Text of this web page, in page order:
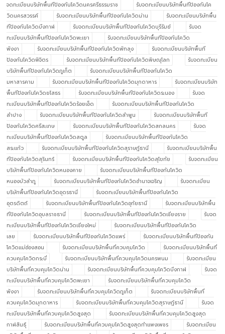
จดทะเบียนบริษัทพื้นทีป้องกันโควิดนครศรีธรรมราช
รับจดทะเบียนบริษัทพื้นทีป้องกันโค
วิดนครสวรรค์
รับจดทะเบียนบริษัทพื้นทีป้องกันโควิดน่าน
รับจดทะเบียนบริษัทพื้น
ทีป้องกันโควิดบึงกาฬ
รับจดทะเบียนบริษัทพื้นทีป้องกันโควิดบุรีรัมย์
รับจด
ทะเบียนบริษัทพื้นทีป้องกันโควิดพะเยา
รับจดทะเบียนบริษัทพื้นทีป้องกันโควิด
พังงา
รับจดทะเบียนบริษัทพื้นทีป้องกันโควิดพัทลุง
รับจดทะเบียนบริษัทพื้นที
ป้องกันโควิดพิจิตร
รับจดทะเบียนบริษัทพื้นทีป้องกันโควิดพิษณุโลก
รับจดทะเบียน
บริษัทพื้นทีป้องกันโควิดภูเก็ต
รับจดทะเบียนบริษัทพื้นทีป้องกันโควิด
มหาสารคาม
รับจดทะเบียนบริษัทพื้นทีป้องกันโควิดมุกดาหาร
รับจดทะเบียนบริษัท
พื้นทีป้องกันโควิดยโสธร
รับจดทะเบียนบริษัทพื้นทีป้องกันโควิดระนอง
รับจด
ทะเบียนบริษัทพื้นทีป้องกันโควิดร้อยเอ็ด
รับจดทะเบียนบริษัทพื้นทีป้องกันโควิด
ลำปาง
รับจดทะเบียนบริษัทพื้นทีป้องกันโควิดลำพูน
รับจดทะเบียนบริษัทพื้นที
ป้องกันโควิดศรีสะเกษ
รับจดทะเบียนบริษัทพื้นทีป้องกันโควิดสกลนคร
รับจด
ทะเบียนบริษัทพื้นทีป้องกันโควิดสตูล
รับจดทะเบียนบริษัทพื้นทีป้องกันโควิด
สระแก้ว
รับจดทะเบียนบริษัทพื้นทีป้องกันโควิดสุราษฎ์ธานี
รับจดทะเบียนบริษัทพื้น
ทีป้องกันโควิดสุรินทร์
รับจดทะเบียนบริษัทพื้นทีป้องกันโควิดสุโขทัย
รับจดทะเบียน
บริษัทพื้นทีป้องกันโควิดหนองคาย
รับจดทะเบียนบริษัทพื้นทีป้องกันโควิด
หนองบัวลำภู
รับจดทะเบียนบริษัทพื้นทีป้องกันโควิดอำนาจเจริญ
รับจดทะเบียน
บริษัทพื้นทีป้องกันโควิดอุดรธานี
รับจดทะเบียนบริษัทพื้นทีป้องกันโควิด
อุตรดิตถ์
รับจดทะเบียนบริษัทพื้นทีป้องกันโควิดอุทัยธานี
รับจดทะเบียนบริษัทพื้น
ทีป้องกันโควิดอุบลราชธานี
รับจดทะเบียนบริษัทพื้นทีป้องกันโควิดเชียงราย
รับจด
ทะเบียนบริษัทพื้นทีป้องกันโควิดเชียงใหม่
รับจดทะเบียนบริษัทพื้นทีป้องกันโควิด
เลย
รับจดทะเบียนบริษัทพื้นทีป้องกันโควิดแพร่
รับจดทะเบียนบริษัทพื้นทีป้องกัน
โควิดแม่ฮ่องสอน
รับจดทะเบียนบริษัทพื้นที่ควบคุมโควิด
รับจดทะเบียนบริษัทพื้นที่
ควบคุมโควิดกระบี่
รับจดทะเบียนบริษัทพื้นที่ควบคุมโควิดนครพนม
รับจดทะเบียน
บริษัทพื้นที่ควบคุมโควิดน่าน
รับจดทะเบียนบริษัทพื้นที่ควบคุมโควิดบึงกาฬ
รับจด
ทะเบียนบริษัทพื้นที่ควบคุมโควิดพะเยา
รับจดทะเบียนบริษัทพื้นที่ควบคุมโควิด
พังงา
รับจดทะเบียนบริษัทพื้นที่ควบคุมโควิดภูเก็ต
รับจดทะเบียนบริษัทพื้นที่
ควบคุมโควิดมุกดาหาร
รับจดทะเบียนบริษัทพื้นที่ควบคุมโควิดสุราษฎ์ธานี
รับจด
ทะเบียนบริษัทพื้นที่ควบคุมโควิดสูงสุด
รับจดทะเบียนบริษัทพื้นที่ควบคุมโควิดสูงสุด
กาฬสินธุ์
รับจดทะเบียนบริษัทพื้นที่ควบคุมโควิดสูงสุดกำแพงเพชร
รับจดทะเบียน